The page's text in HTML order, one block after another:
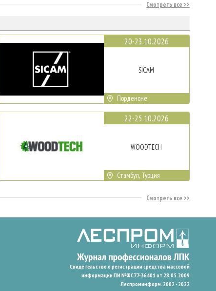
Смотреть все
20-23.10.2026
SICAM
Порденоне
22-25.10.2026
WOODTECH
Стамбул, Турция
Смотреть все
Свидетельство о регистрации средства массовой
информации ПИ №ФС77-36401 от 28.05.2009
Леспроминформ. 2002 - 2022